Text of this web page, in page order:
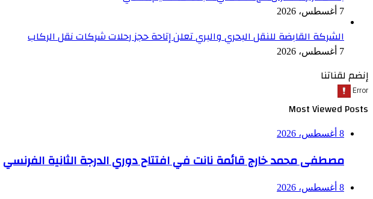
7 أغسطس، 2026
الشركة القابضة للنقل البحري والبري تعلن إتاحة حجز رحلات شركات نقل الركاب
7 أغسطس، 2026
إنضم لقناتنا
Most Viewed Posts
8 أغسطس، 2026
مصطفى محمد خارج قائمة نانت في افتتاح دوري الدرجة الثانية الفرنسي
8 أغسطس، 2026